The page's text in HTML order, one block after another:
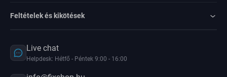
Feltételek és kikötések
Live chat
Helpdesk: Hétfő - Péntek 9:00 - 16:00